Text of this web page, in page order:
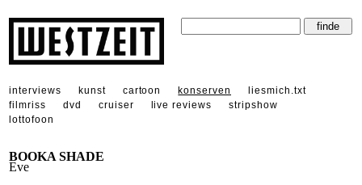
interviews kunst cartoon konserven
liesmich.txt
filmriss
dvd cruiser live reviews
stripshow
lottofoon
BOOKA SHADE
Eve